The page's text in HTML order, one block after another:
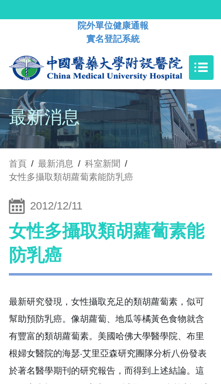
院外單位健康通報
實名登記系統
最新消息
首頁 / 最新消息 / 科室新聞 /
女性多攝取類胡蘿蔔素能防乳癌
2012/12/11
女性多攝取類胡蘿蔔素能
防乳癌
最新研究發現，女性攝取充足的類胡蘿蔔素，似可
幫助預防乳癌。像胡蘿蔔、地瓜等橘黃色食物就含
有豐富的類胡蘿蔔素。美國哈佛大學醫學院、布里
根婦女醫院的海瑟‧艾里亞森研究團隊分析八份發表
於著名醫學期刊的研究報告，而得到上述結論。這